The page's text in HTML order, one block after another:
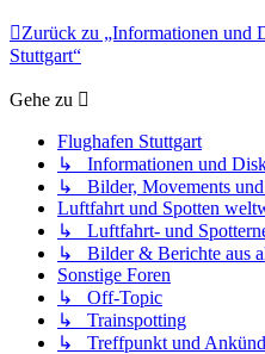
Zurück zu „Informationen und
Stuttgart“
Gehe zu
Flughafen Stuttgart
↳ Informationen und
↳ Bilder, Movements und
Luftfahrt und Spotten
↳ Luftfahrt- und
↳ Bilder & Berichte aus
Sonstige Foren
↳ Off-Topic
↳ Trainspotting
↳ Treffpunkt und